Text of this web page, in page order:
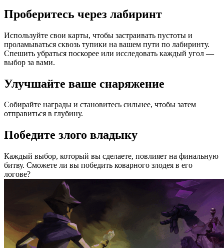
Проберитесь через лабиринт
Используйте свои карты, чтобы застраивать пустоты и
проламываться сквозь тупики на вашем пути по лабиринту.
Спешить убраться поскорее или исследовать каждый угол —
выбор за вами.
Улучшайте ваше снаряжение
Собирайте награды и становитесь сильнее, чтобы затем
отправиться в глубину.
Победите злого владыку
Каждый выбор, который вы сделаете, повлияет на финальную
битву. Сможете ли вы победить коварного злодея в его
логове?